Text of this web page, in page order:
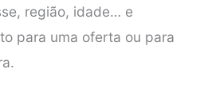
região, idade… e
para uma oferta ou para